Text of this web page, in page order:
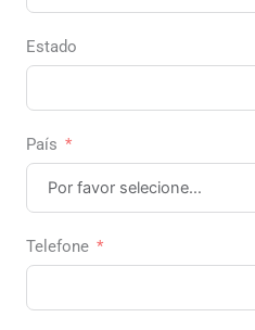
Estado
País
Telefone